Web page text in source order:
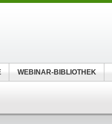
WEBINAR-BIBLIOTHEK